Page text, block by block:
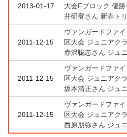
2013-01-17
大会Fブロック 優
井研登さん 新春ト
2011-12-15
ヴァンガードファ
区大会 ジュニアク
赤沢聡志さん ジュ
2011-12-15
ヴァンガードファ
区大会 ジュニアク
坂本清正さん ジュ
2011-12-15
ヴァンガードファ
区大会 ジュニアク
西原朋弥さん ジュ